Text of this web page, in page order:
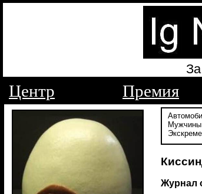
Центр Премия
Мужчины
Журнал